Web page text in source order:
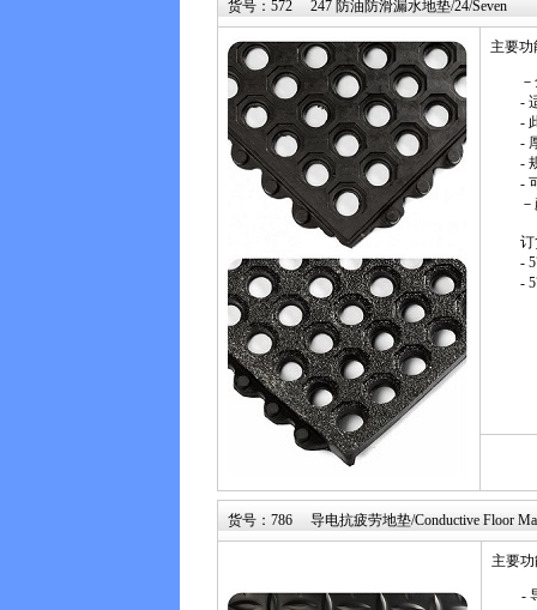
货号：572 247 防油防滑漏水地垫/24/Seven
主要
-
-
-
-
-
-
-
货号：786 导电抗疲劳地垫/Conductive Floor
主要
-